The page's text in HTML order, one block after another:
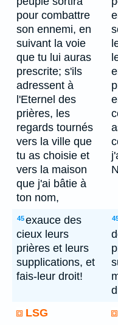
pour combattre
son ennemi, en
suivant la voie
que tu lui auras
prescrite; s'ils
adressent à
l'Eternel des
prières, les
regards tournés
vers la ville que
tu as choisie et
vers la maison
que j'ai bâtie à
ton nom,
45exauce des
cieux leurs
prières et leurs
supplications, et
fais-leur droit!
LSG